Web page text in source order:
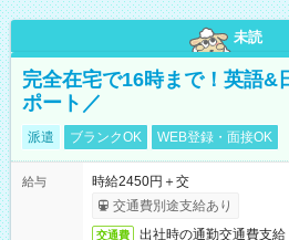
未読
完全在宅で16時まで！英語&
ポート／
派遣 ブランクOK WEB登録・面接OK
給与
時給2450円＋交
交通費別途支給あり
交通費 出社時の通勤交通費支給